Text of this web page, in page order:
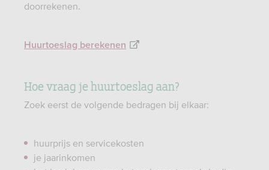
doorrekenen.
Huurtoeslag berekenen
Hoe vraag je huurtoeslag aan?
Zoek eerst de volgende bedragen bij elkaar:
huurprijs en servicekosten
je jaarinkomen